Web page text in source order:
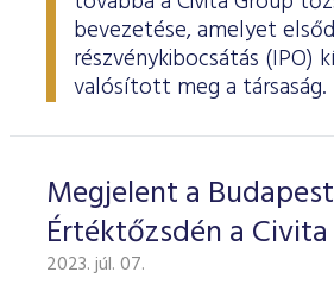
bevezetése, amelyet
részvénykibocsátás (IPO)
valósított meg a társaság.
Megjelent a
Értéktőzsdén a
2023. júl. 07.